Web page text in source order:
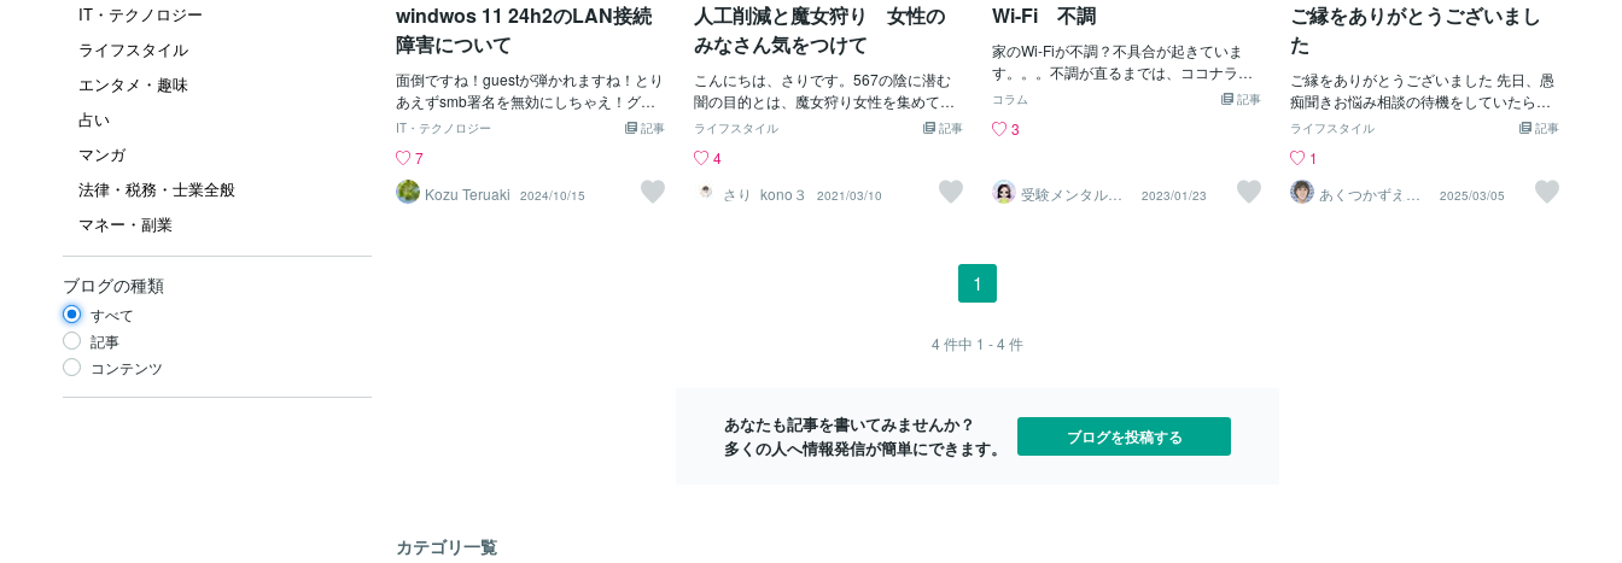
IT・テクノロジー
ライフスタイル
エンタメ・趣味
占い
マンガ
法律・税務・士業全般
マネー・副業
ブログの種類
すべて
記事
コンテンツ
windwos 11 24h2のLAN接続
障害について
面倒ですね！guestが弾かれますね！とり
あえずsmb署名を無効にしちゃえ！グル
ープ ポリシーで SMB 署名を無効にする
ト] を選択し、「gpedit.msc」と入力し
て、Enter キーを押します。ローカル グ
ループ ポリシー エディターで、[コンピ
記事
IT・テクノロジー
7
Kozu Teruaki
2024/10/15
人工削減と魔女狩り 女性の
みなさん気をつけて
こんにちは、さりです。567の陰に潜む
闇の目的とは、魔女狩り女性を集めて何
かする想像がつくと思います。そのあと
でもありません。女性は飲食店などのサ
ービス業の方は特に気をつけてくださ
い。そういった目的が根底で囲い込みも
騙す最悪の集団です。 これだけ大勢の
る犯罪です。 ワク〇〇も成分が安全性が
保障されていないという 事実先日女性が
記事
ライフスタイル
4
さり_kono３
2021/03/10
Wi-Fi 不調
家のWi-Fiが不調？不具合が起きていま
す。。。不調が直るまでは、ココナラの
電話相談はできなさそうです…ネット回
ね^^それまでは、チャットのみ受付にし
らないと本当にストレスですね…泣ブロ
グはいつもパソコンで作成しているので
い～このWi-Fiの会社に問い合わせるので
とモヤモヤがマックスです！！！早く解
記事
コラム
3
受験メンタルト
レーナー イロ
2023/01/23
ご縁をありがとうございまし
た
ご縁をありがとうございました 先日、愚
痴聞きお悩み相談の待機をしていたらご
依頼を 頂きました。 しかしこの日は自宅
かけても繋がらず、結局相方合意でキャ
ンセルとなりました。 せっかくお電話頂
いたのに本当に申し訳なく思います。 ど
記事
ライフスタイル
1
あくつかずえア
ドラー流メンタ
2025/03/05
1
4件中 1 - 4件
あなたも記事を書いてみませんか？
多くの人へ情報発信が簡単にできます。
ブログを投稿する
カテゴリ一覧